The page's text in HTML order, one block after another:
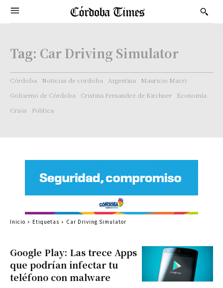
Tag: Car Driving Simulator
Córdoba Noticias de cordoba Argentina
Mauricio Macri
Gobierno de Córdoba
Cristina Fernandez de Kirchner
Economía
Crisis
Politica
Google Play: Las trece Apps
que podrían infectar tu
teléfono con malware
Inicio Etiquetas Car Driving Simulator